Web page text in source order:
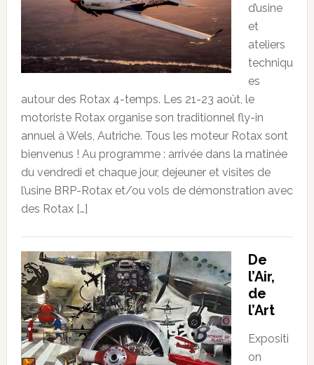
d’usine
et
ateliers
techniqu
es
autour des Rotax 4-temps. Les 21-23 août, le
motoriste Rotax organise son traditionnel fly-in
annuel à Wels, Autriche. Tous les moteur Rotax sont
bienvenus ! Au programme : arrivée dans la matinée
du vendredi et chaque jour, dejeuner et visites de
l’usine BRP-Rotax et/ou vols de démonstration avec
des Rotax […]
De
l’Air,
de
l’Art
Expositi
on